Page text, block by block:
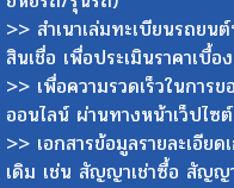
>> สำเนาเล่มทะเบียนรถย
สินเชื่อ เพื่อประเมินราคาเบื้อ
>> เพื่อความรวดเร็วในการ
ออนไลน์ ผ่านทางหน้าเว็ปไ
>> เอกสารข้อมูลรายละเอีย
เดิม เช่น สัญญาเช่าซื้อ สัญญ